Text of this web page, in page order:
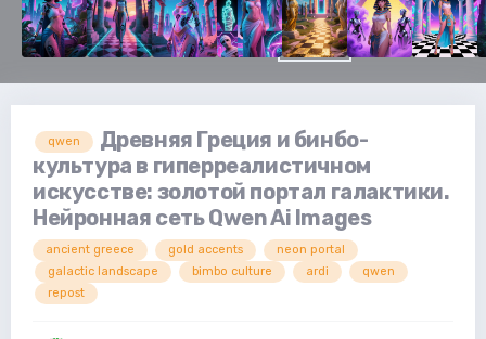
qwen
Древняя Греция и бинбо-
культура в гиперреалистичном
искусстве: золотой портал галактики.
Нейронная сеть Qwen Ai Images
ancient greece gold accents
neon portal
galactic landscape
bimbo culture ardi
qwen
repost